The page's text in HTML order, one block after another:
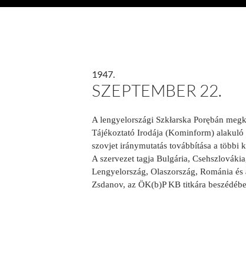
1947.
SZEPTEMBER 22.
A lengyelországi Szkłarska Porębán
Tájékoztató Irodája (Kominform) alakuló
szovjet iránymutatás továbbítása a többi
A szervezet tagja Bulgária,
Lengyelország, Olaszország, Románia
Zsdanov, az ÖK(b)P KB titkára